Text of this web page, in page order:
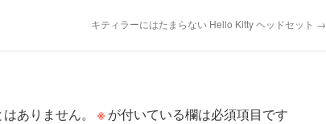
キティラーにはたまらない Hello Kitty ヘッドセット →
ありません。 ※ が付いている欄は必須項目です